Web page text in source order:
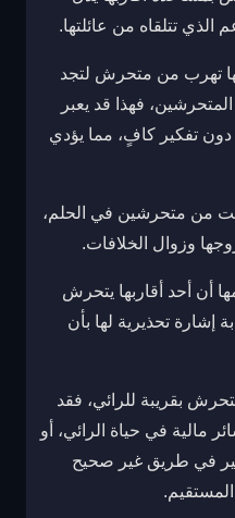
الذي تتلقاه من عائلتها.
تهرب من متحرش لتجد
فهذا قد يعبر
تفكير كافٍ، مما يؤدي
نجت من متحرشين في الحلم،
وزوال الخلافات.
أن أحد أقاربها يتحرش
إشارة تحذيرية لها بأن
بقريبة للرائي، فقد
مالية في حياة الرائي، أو
في طريق غير صحيح